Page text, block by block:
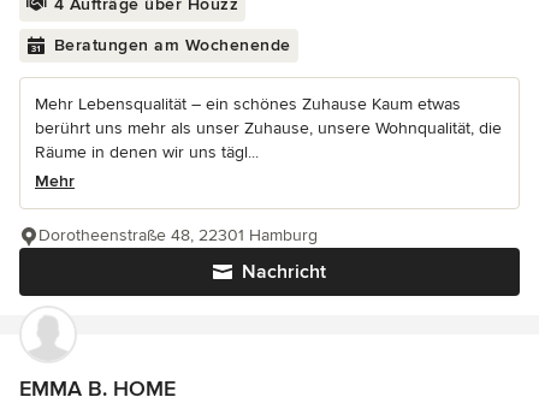
Beratungen am Wochenende
Mehr Lebensqualität – ein schönes Zuhause Kaum etwas
berührt uns mehr als unser Zuhause, unsere Wohnqualität, die
Räume in denen wir uns tägl...
Mehr
Nachricht
Dorotheenstraße 48, 22301 Hamburg
EMMA B. HOME